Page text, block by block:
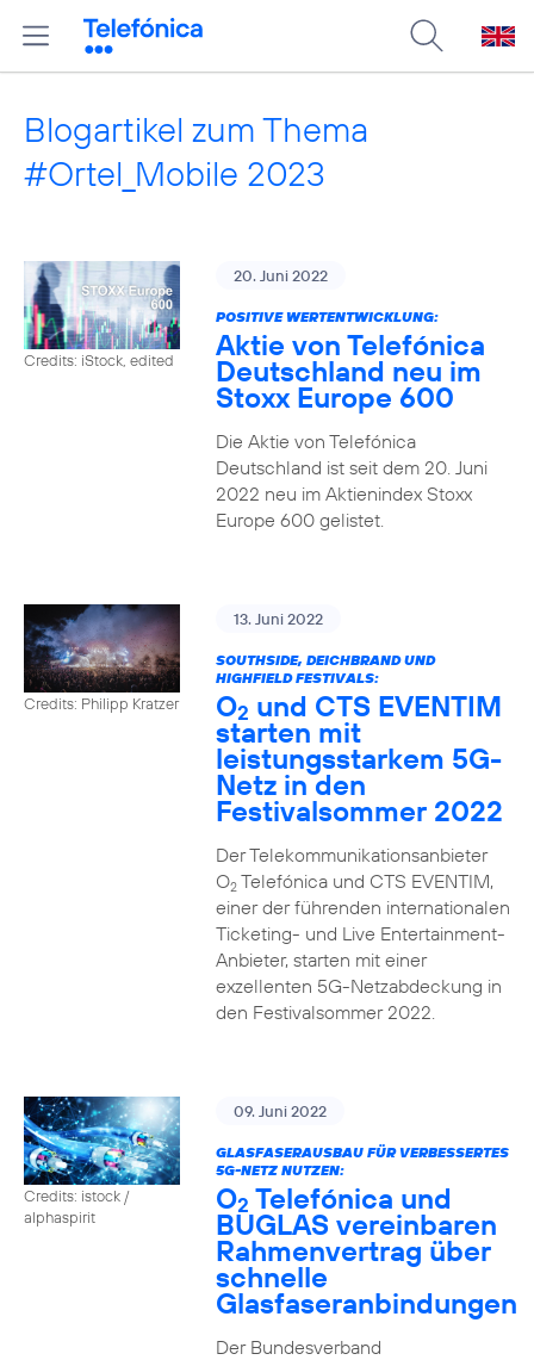
Blogartikel zum Thema
#Ortel_Mobile 2023
Credits: iStock, edited
20. Juni 2022
POSITIVE WERTENTWICKLUNG:
Aktie von Telefónica
Deutschland neu im
Stoxx Europe 600
Die Aktie von Telefónica
Deutschland ist seit dem 20. Juni
2022 neu im Aktienindex Stoxx
Europe 600 gelistet.
Credits: Philipp Kratzer
13. Juni 2022
SOUTHSIDE, DEICHBRAND UND
HIGHFIELD FESTIVALS:
O2 und CTS EVENTIM
starten mit
leistungsstarkem 5G-
Netz in den
Festivalsommer 2022
Der Telekommunikationsanbieter
O2Telefónica und CTS EVENTIM,
einer der führenden internationalen
Ticketing- und Live Entertainment-
Anbieter, starten mit einer
exzellenten 5G-Netzabdeckung in
den Festivalsommer 2022.
Credits: istock /
alphaspirit
09. Juni 2022
GLASFASERAUSBAU FÜR VERBESSERTES
5G-NETZ NUTZEN:
O2 Telefónica und
BUGLAS vereinbaren
Rahmenvertrag über
schnelle
Glasfaseranbindungen
Der Bundesverband